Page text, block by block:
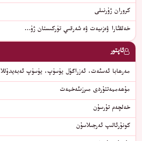
كروران ژۇرنىلى
خەلقئارا ۋەزىيەت ۋە شەرقىي تۈركىستان ژۇ…
ئاپتور
مەرھابا ئەسئەت، ئەزراگۈل يۈسۈپ، يۈسۈپ ئەبەيدۇللا
مۇھەممەتتۇردى مىرزىئەخمەت
خەلچەم تۇرسۇن
كونۇرئالىپ ئەرجىلاسۇن